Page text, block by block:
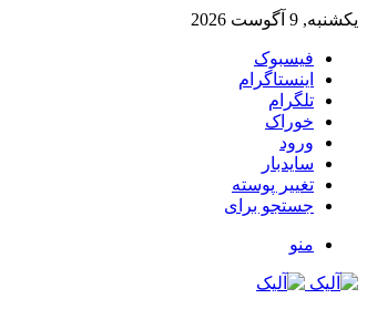
یکشنبه, 9 آگوست 2026
فیسبوک
اینستاگرام
تلگرام
خوراک
ورود
سایدبار
تغییر پوسته
جستجو برای
منو